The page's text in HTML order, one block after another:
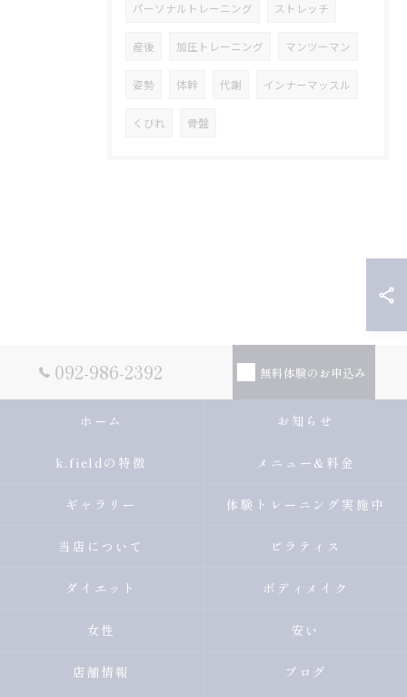
パーソナルトレーニング ストレッチ
産後 加圧トレーニング マンツーマン
姿勢 体幹 代謝 インナーマッスル
くびれ 骨盤
092-986-2392 無料体験のお申込み
ホーム お知らせ
k.fieldの特徴 メニュー&料金
ギャラリー 体験トレーニング実施中
当店について ピラティス
ダイエット ボディメイク
女性 安い
店舗情報 ブログ